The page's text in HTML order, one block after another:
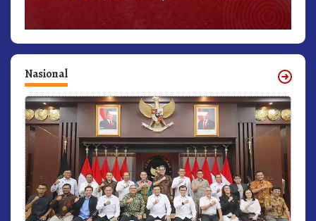
Nasional